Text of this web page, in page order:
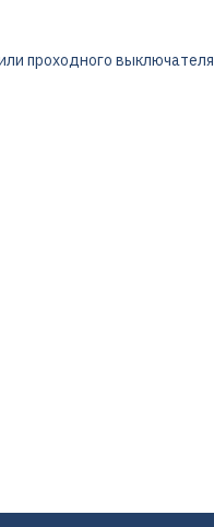
проходного выключателя